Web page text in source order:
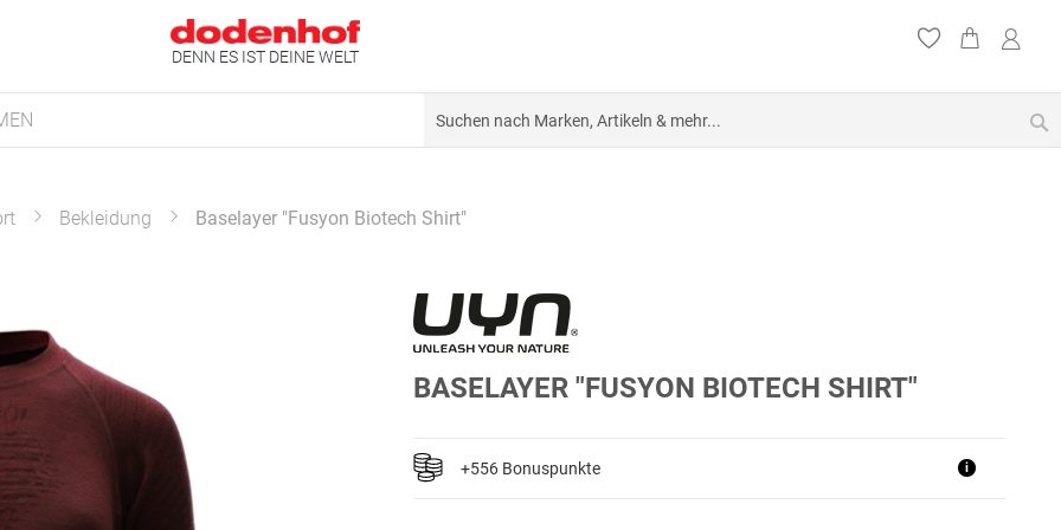
DENN ES IST DEINE WELT
Bekleidung Baselayer "Fusyon Biotech Shirt"
BASELAYER "FUSYON BIOTECH SHIRT"
+556 Bonuspunkte i